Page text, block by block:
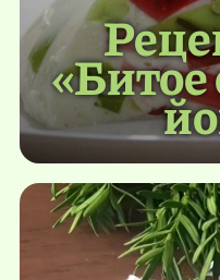
«Битое